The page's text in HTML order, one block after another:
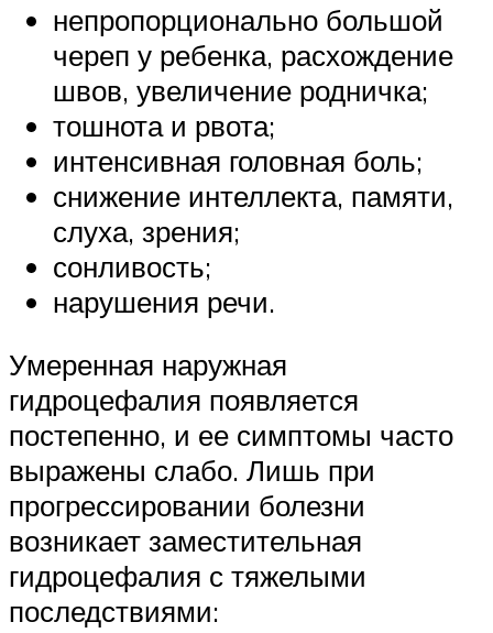
непропорционально большой
череп у ребенка, расхождение
швов, увеличение родничка;
тошнота и рвота;
интенсивная головная боль;
снижение интеллекта, памяти,
слуха, зрения;
сонливость;
нарушения речи.
Умеренная наружная
гидроцефалия появляется
постепенно, и ее симптомы часто
выражены слабо. Лишь при
прогрессировании болезни
возникает заместительная
гидроцефалия с тяжелыми
последствиями: